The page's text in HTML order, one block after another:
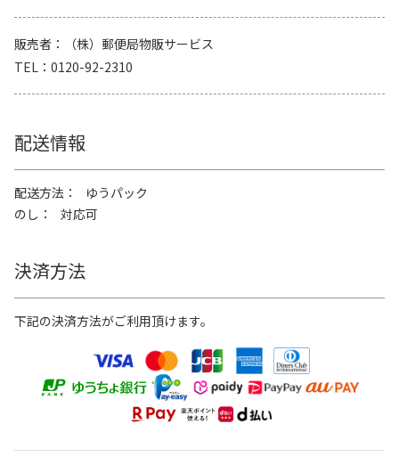
販売者
（株）郵便局物販サービス
TEL
0120-92-2310
配送情報
配送方法
ゆうパック
のし
対応可
決済方法
下記の決済方法がご利用頂けます。